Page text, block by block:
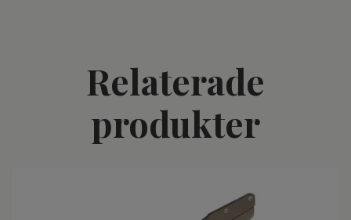
Relaterade
produkter